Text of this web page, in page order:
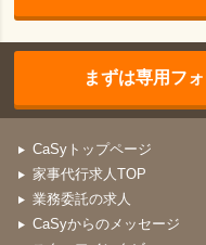
まずは専用フ
CaSyトップページ
家事代行求人TOP
業務委託の求人
CaSyからのメッセージ